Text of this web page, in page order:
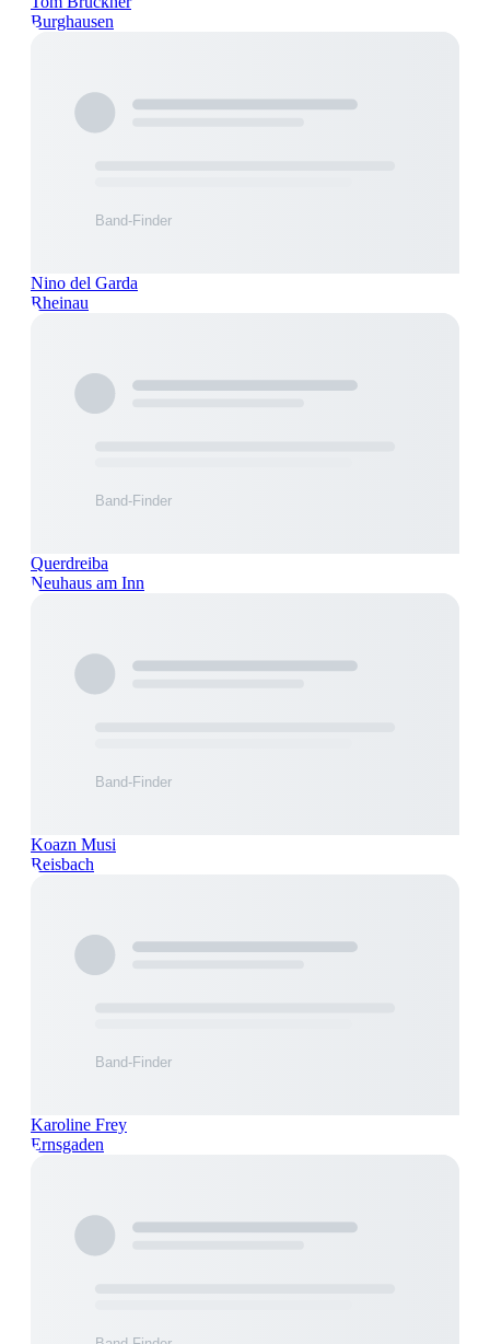
Burghausen
Nino del Garda
Rheinau
Querdreiba
Neuhaus am Inn
Koazn Musi
Reisbach
Karoline Frey
Ernsgaden